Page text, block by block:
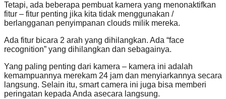
Tetapi, ada beberapa pembuat kamera yang menonaktifkan
fitur – fitur penting jika kita tidak menggunakan /
berlangganan penyimpanan clouds milik mereka.
Ada fitur bicara 2 arah yang dihilangkan. Ada “face
recognition” yang dihilangkan dan sebagainya.
Yang paling penting dari kamera – kamera ini adalah
kemampuannya merekam 24 jam dan menyiarkannya secara
langsung. Selain itu, smart camera ini juga bisa memberi
peringatan kepada Anda asecara langsung.